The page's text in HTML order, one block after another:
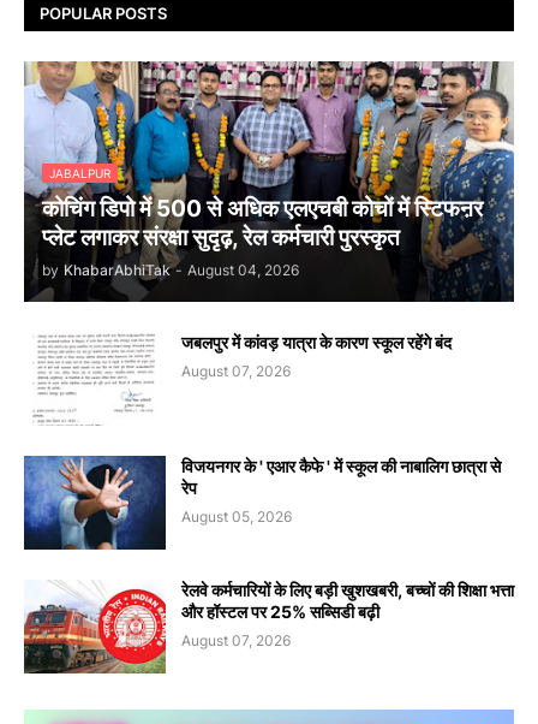
POPULAR POSTS
JABALPUR
कोचिंग डिपो में 500 से अधिक एलएचबी कोचों में स्टिफऩर
प्लेट लगाकर संरक्षा सुदृढ़, रेल कर्मचारी पुरस्कृत
by KhabarAbhiTak - August 04, 2026
जबलपुर में कांवड़ यात्रा के कारण स्कूल रहेंगे बंद
August 07, 2026
विजयनगर के ' एआर कैफे ' में स्कूल की नाबालिग छात्रा से
रेप
August 05, 2026
रेलवे कर्मचारियों के लिए बड़ी खुशखबरी, बच्चों की शिक्षा भत्ता
और हॉस्टल पर 25% सब्सिडी बढ़ी
August 07, 2026